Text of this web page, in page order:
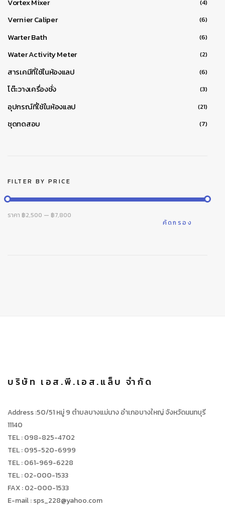
(4)
Vernier Caliper (6)
Warter Bath (6)
Water Activity Meter (2)
สารเคมีที่ใช้ในห้องแลป (6)
โต๊ะวางเครื่องชั่ง (3)
อุปกรณ์ที่ใช้ในห้องแลป (21)
ชุดทดสอบ (7)
FILTER BY PRICE
ราคา
ราคา
คัดกรอง
ราคา ฿2,500 — ฿7,800
บริษัท เอส.พี.เอส.แล็บ จำกัด
Address :50/51 หมู่ 9 ตำบลบางแม่นาง อำเภอบางใหญ่ จังหวัดนนทบุรี
11140
TEL : 098-825-4702
TEL : 095-520-6999
TEL : 061-969-6228
TEL : 02-000-1533
FAX : 02-000-1533
E-mail : sps_228@yahoo.com